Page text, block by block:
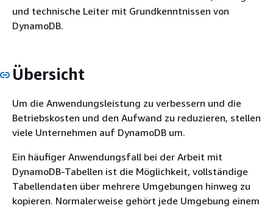
und technische Leiter mit Grundkenntnissen von
DynamoDB.
Übersicht
Um die Anwendungsleistung zu verbessern und die
Betriebskosten und den Aufwand zu reduzieren, stellen
viele Unternehmen auf DynamoDB um.
Ein häufiger Anwendungsfall bei der Arbeit mit
DynamoDB-Tabellen ist die Möglichkeit, vollständige
Tabellendaten über mehrere Umgebungen hinweg zu
kopieren. Normalerweise gehört jede Umgebung einem